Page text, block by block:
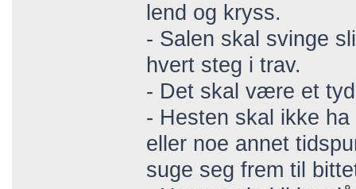
lend og kryss.
- Salen skal svinge
hvert steg i trav.
- Det skal være et
- Hesten skal ikke
eller noe annet
suge seg frem til